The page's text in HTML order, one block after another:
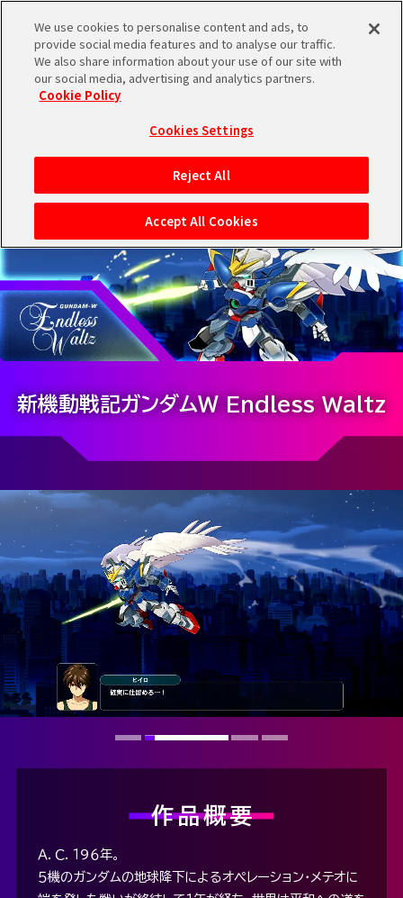
TOP
NEWS
PRODUCT
CHARACTER
SYSTEM
MOVIE
SPECIAL
キャラクター
新機動戦記ガンダムＷ Endless Waltz
作品概要
Ａ．Ｃ．１９６年。
５機のガンダムの地球降下によるオペレーション・メテオに
We use cookies to personalise content and ads, to
provide social media features and to analyse our traffic.
We also share information about your use of our site with
our social media, advertising and analytics partners.
Cookie Policy
Cookies Settings
Reject All
Accept All Cookies